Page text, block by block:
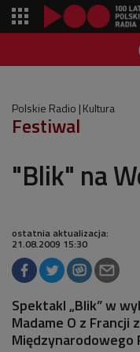
Polskie Radio Kultura
Festiwal
"Blik" na
ostatnia aktualizacja:
21.08.2009 15:30
Spektakl „Blik” w
Madame O z
Międzynarodowego